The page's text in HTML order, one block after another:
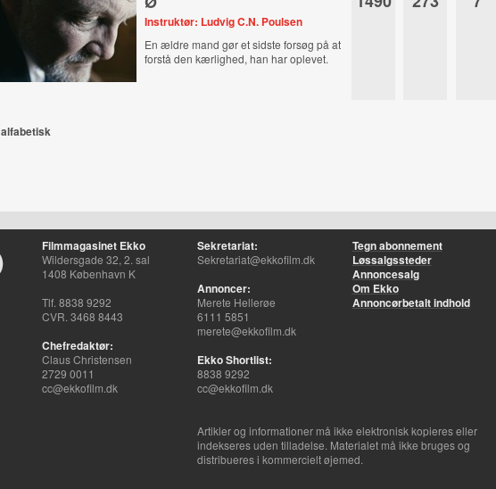
Instruktør: Ludvig C.N. Poulsen
En ældre mand gør et sidste forsøg på at
forstå den kærlighed, han har oplevet.
alfabetisk
Filmmagasinet Ekko
Wildersgade 32, 2. sal
1408 København K
Tlf. 8838 9292
CVR. 3468 8443
Chefredaktør:
Claus Christensen
2729 0011
cc@ekkofilm.dk
Sekretariat:
Sekretariat@ekkofilm.dk
Annoncer:
Merete Hellerøe
6111 5851
merete@ekkofilm.dk
Ekko Shortlist:
8838 9292
cc@ekkofilm.dk
Tegn abonnement
Løssalgssteder
Annoncesalg
Om Ekko
Annoncørbetalt indhold
Artikler og informationer må ikke elektronisk kopieres eller
indekseres uden tilladelse. Materialet må ikke bruges og
distribueres i kommercielt øjemed.